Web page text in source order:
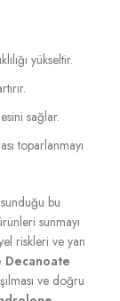
yükseltir.
sağlar.
toparlanmayı
sunduğu bu
sunmayı
riskleri ve yan
ve doğru